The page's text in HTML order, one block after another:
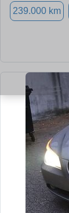
239.000 km